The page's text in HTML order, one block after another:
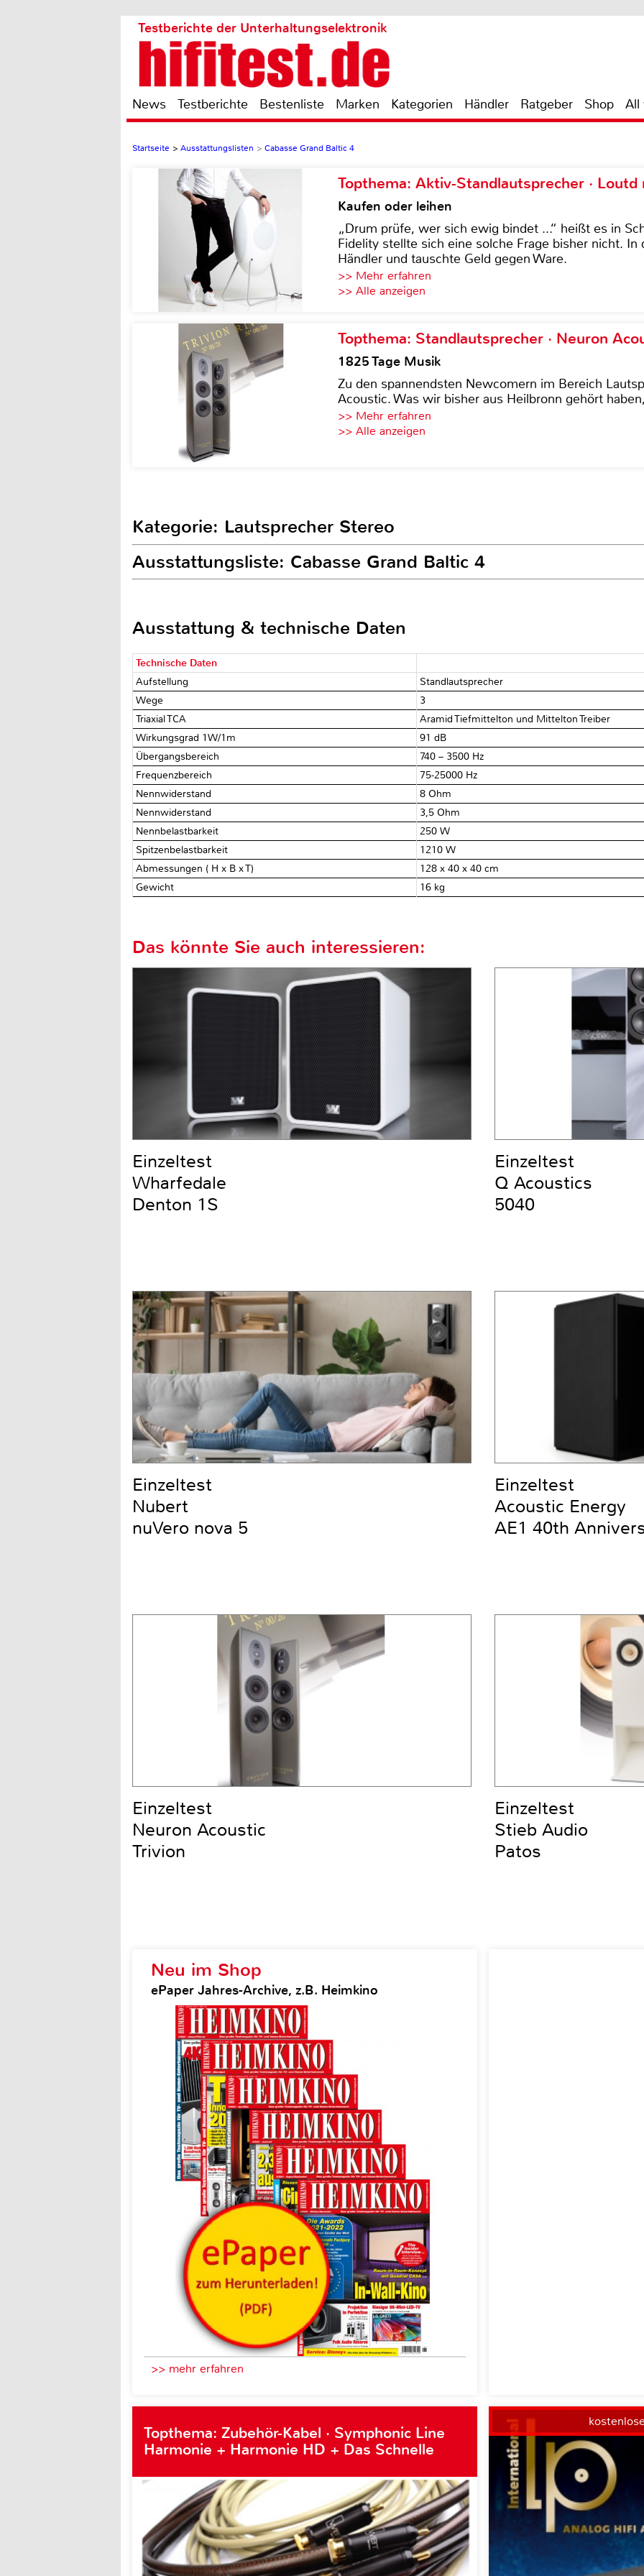
Testberichte der Unterhaltungselektronik
News Testberichte Bestenliste Marken Kategorien Händler Ratgeber Shop All
Startseite > Ausstattungslisten > Cabasse Grand Baltic 4
Topthema: Aktiv-Standlautsprecher · Loutd
Kaufen oder leihen
„Drum prüfe, wer sich ewig bindet ...“ heißt es in
Fidelity stellte sich eine solche Frage bisher nicht. In
Händler und tauschte Geld gegen Ware.
>> Mehr erfahren
>> Alle anzeigen
Topthema: Standlautsprecher · Neuron
1825 Tage Musik
Zu den spannendsten Newcomern im Bereich
Acoustic. Was wir bisher aus Heilbronn gehört
>> Mehr erfahren
>> Alle anzeigen
Kategorie: Lautsprecher Stereo
Ausstattungsliste: Cabasse Grand Baltic 4
Ausstattung & technische Daten
Technische Daten
Aufstellung
Standlautsprecher
Wege
3
Triaxial TCA
Aramid Tiefmittelton und Mittelton Treiber
Wirkungsgrad 1W/1m
91 dB
Übergangsbereich
740 – 3500 Hz
Frequenzbereich
75-25000 Hz
Nennwiderstand
8 Ohm
Nennwiderstand
3,5 Ohm
Nennbelastbarkeit
250 W
Spitzenbelastbarkeit
1210 W
Abmessungen ( H x B x T)
128 x 40 x 40 cm
Gewicht
16 kg
Neu im Shop
ePaper Jahres-Archive, z.B. Heimkino
>> mehr erfahren
Topthema: Zubehör-Kabel · Symphonic Line
Harmonie + Harmonie HD + Das Schnelle
Das könnte Sie auch interessieren:
Einzeltest
Wharfedale
Denton 1S
Einzeltest
Q Acoustics
5040
Einzeltest
Nubert
nuVero nova 5
Einzeltest
Acoustic Energy
AE1 40th
Einzeltest
Neuron Acoustic
Trivion
Einzeltest
Stieb Audio
Patos